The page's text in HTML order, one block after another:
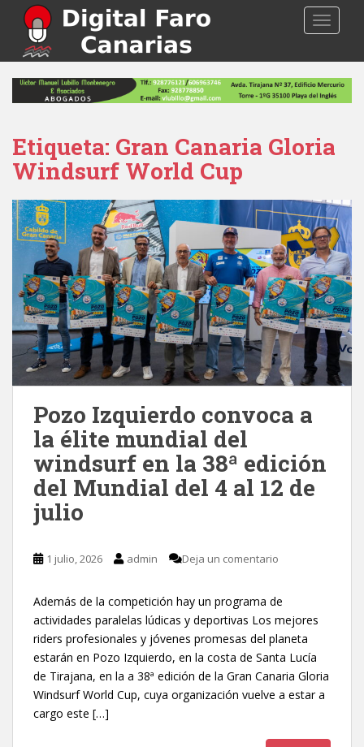
p
Etiqueta: Gran Canaria Gloria
Windsurf World Cup
Pozo Izquierdo convoca a
la élite mundial del
windsurf en la 38ª edición
del Mundial del 4 al 12 de
julio
1 julio, 2026 admin Deja un comentario
Además de la competición hay un programa de
actividades paralelas lúdicas y deportivas Los mejores
riders profesionales y jóvenes promesas del planeta
estarán en Pozo Izquierdo, en la costa de Santa Lucía
de Tirajana, en la a 38ª edición de la Gran Canaria Gloria
Windsurf World Cup, cuya organización vuelve a estar a
cargo este […]